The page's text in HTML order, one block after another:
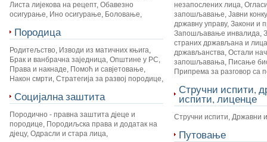
Листа лијекова на рецепт, Обавезно
осигурање, Ино осигурање, Боловање,
Породица
Родитељство, Изводи из матичних књига,
Брак и ванбрачна заједница, Општине у РС,
Права и накнаде, Помоћ и савјетовање,
Након смрти, Стратегија за развој породице,
Социјална заштита
Породично - правна заштита дјеце и
породице, Породиљска права и додатак на
дјецу, Одрасли и стара лица,
незапослених лица,
запошљавање, Јавни
државну управу, Закони и
Запошљавање инвалида,
страних држављана и
држављанства, Остали
запошљавања, Писање
Припрема за разговор са
Стручни испити,
испити, лиценце
Стручни испити, Државни
Путовање